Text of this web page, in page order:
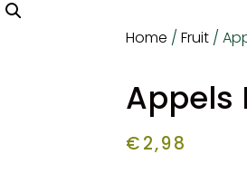
Home /Fruit /
Appels
€2,98